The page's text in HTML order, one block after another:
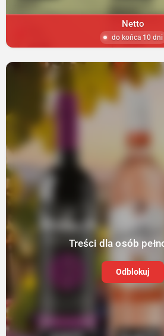
Netto
do końca 10 dni
Treści dla osób
Odblokuj